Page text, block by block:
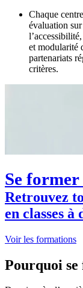
Chaque
évaluation
et modularité
partenariats
critères.
Se former
Retrouvez
en classes à
Voir les formations
Pourquoi se